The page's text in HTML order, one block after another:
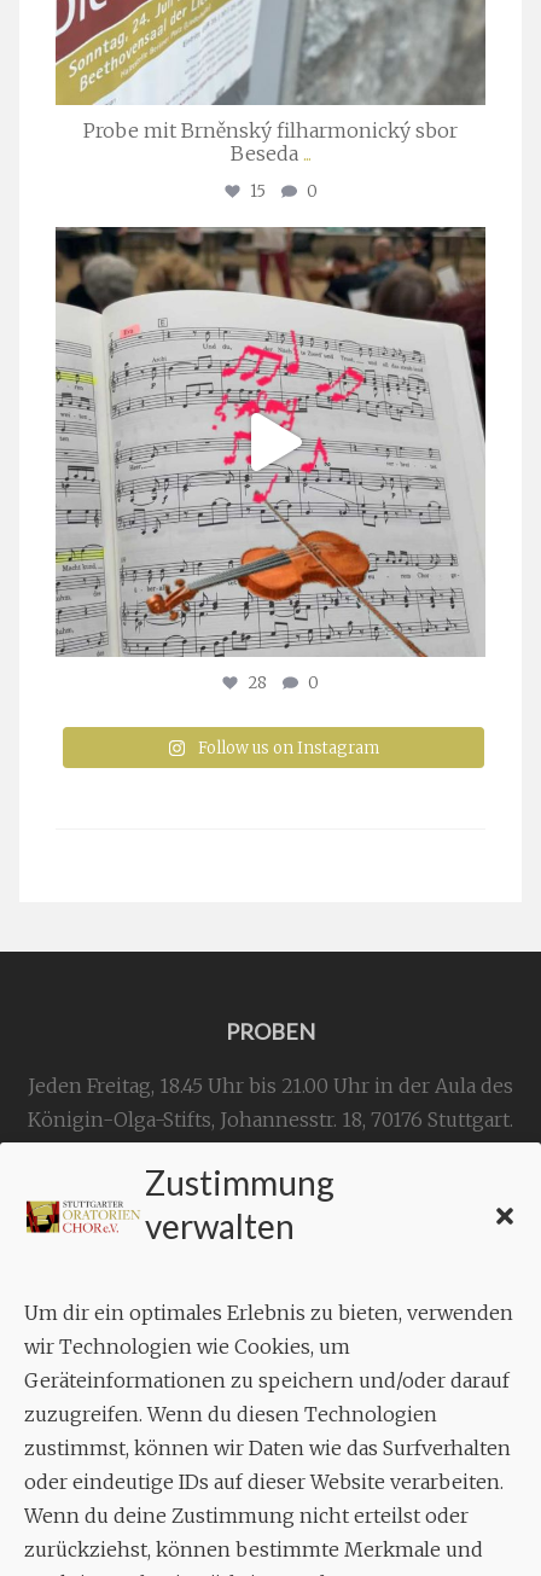
Zustimmung
verwalten
Um dir ein optimales Erlebnis zu bieten, verwenden
wir Technologien wie Cookies, um
Geräteinformationen zu speichern und/oder darauf
zuzugreifen. Wenn du diesen Technologien
zustimmst, können wir Daten wie das Surfverhalten
oder eindeutige IDs auf dieser Website verarbeiten.
Wenn du deine Zustimmung nicht erteilst oder
zurückziehst, können bestimmte Merkmale und
Probe mit Brněnský filharmonický sbor
Beseda ...
15 0
stuttgarter_oratorienchor
Juli 23
28 0
Follow us on Instagram
PROBEN
Jeden Freitag, 18.45 Uhr bis 21.00 Uhr in der Aula des
Königin-Olga-Stifts, Johannesstr. 18, 70176 Stuttgart.
KONTAKT
Geschäftsstelle:
Aixheimer Str. 18
70619 Stuttgart
MUSIK
Musikalischer Leiter:
Enrico Trummer
Tel.+49 (0)177 / 34 23 57 1